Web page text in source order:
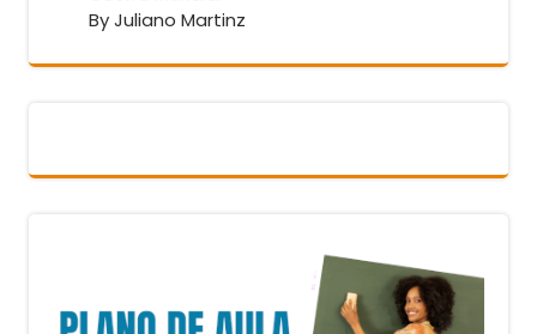
By Juliano Martinz